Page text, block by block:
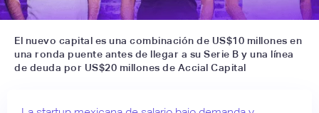
El nuevo capital es una combinación de US$10 millones en
una ronda puente antes de llegar a su Serie B y una línea
de deuda por US$20 millones de Accial Capital